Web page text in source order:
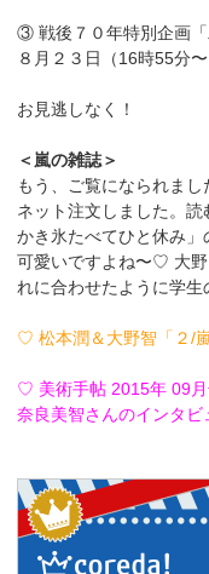
③ 戦後７０年特別企画「
８月２３日（16時55分
お見逃しなく！
＜嵐の雑誌＞
もう、ご覧になられま
ネット注文しました。読
かき氷たべてひと休み
可愛いですよね〜♡ 大
れに合わせたように学生
♡ 松本潤＆大野智「２/
♡ 美術手帖 2015年 09月
奈良美智さんのインタ